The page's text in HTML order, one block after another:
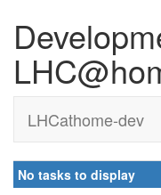
LHCathome-dev
No tasks to display